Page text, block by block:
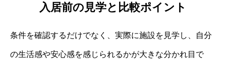
入居前の見学と比較ポイント
条件を確認するだけでなく、実際に施設を見学し、自分
の生活感や安心感を感じられるかが大きな分かれ目で